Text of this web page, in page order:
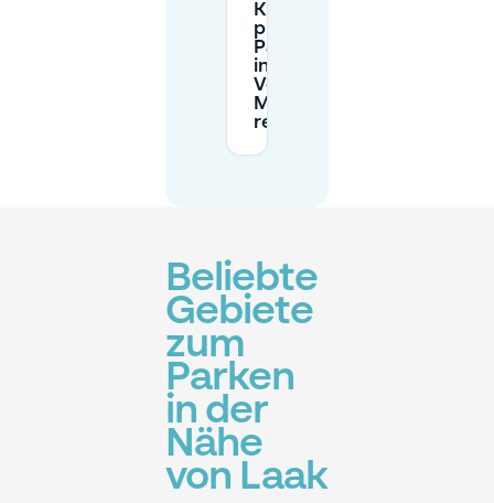
Kann ich
private
Parkplätze
in Laak im
Voraus bei
Mobypark
reservieren?
Beliebte
Gebiete
zum
Parken
in der
Nähe
von Laak